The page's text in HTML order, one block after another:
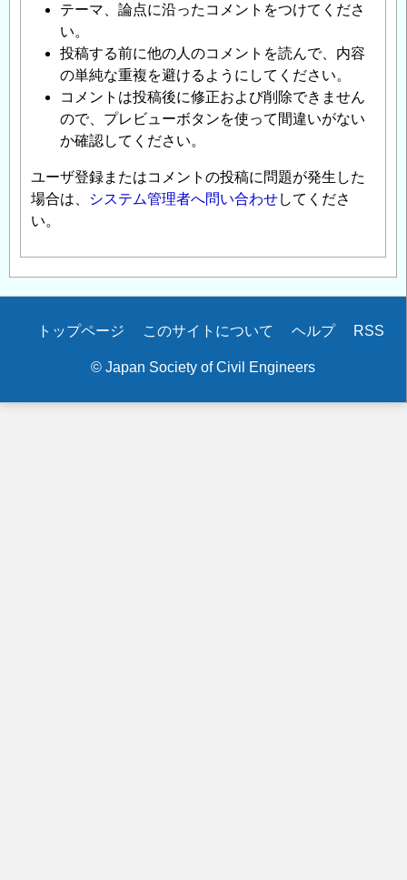
テーマ、論点に沿ったコメントをつけてくださ
い。
投稿する前に他の人のコメントを読んで、内容
の単純な重複を避けるようにしてください。
コメントは投稿後に修正および削除できません
ので、プレビューボタンを使って間違いがない
か確認してください。
ユーザ登録またはコメントの投稿に問題が発生した
場合は、
システム管理者へ問い合わせしてくださ
い。
Secondary
トップページ このサイトについて ヘルプ RSS
© Japan Society of Civil Engineers